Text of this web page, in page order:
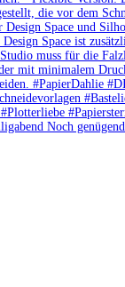
Noch genügend